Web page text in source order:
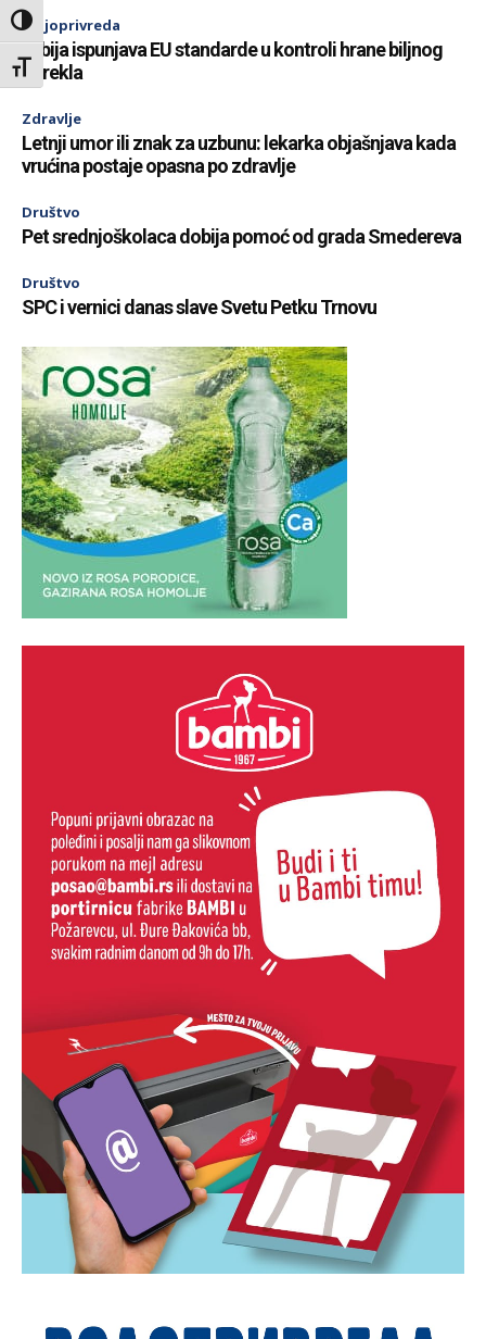
Toggle High Contrast
Toggle Font size
Poljoprivreda
Srbija ispunjava EU standarde u kontroli hrane biljnog
porekla
Zdravlje
Letnji umor ili znak za uzbunu: lekarka objašnjava kada
vrućina postaje opasna po zdravlje
Društvo
Pet srednjoškolaca dobija pomoć od grada Smedereva
Društvo
SPC i vernici danas slave Svetu Petku Trnovu